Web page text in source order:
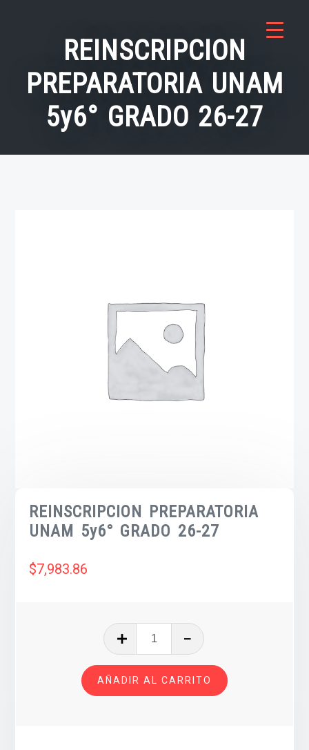
REINSCRIPCION
PREPARATORIA UNAM
5y6° GRADO 26-27
REINSCRIPCION PREPARATORIA
UNAM 5y6° GRADO 26-27
$7,983.86
REINSCRIPCION
PREPARATORIA
UNAM
5y6°
GRADO
AÑADIR AL CARRITO